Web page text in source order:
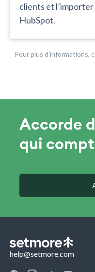
clients et
HubSpot.
Pour plus
Accorde
qui
help@setmore.com